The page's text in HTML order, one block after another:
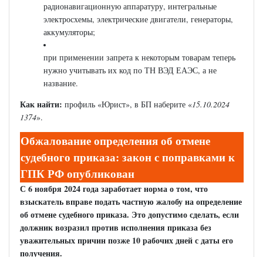
радионавигационную аппаратуру, интегральные
электросхемы, электрические двигатели, генераторы,
аккумуляторы;
при применении запрета к некоторым товарам теперь
нужно учитывать их код по ТН ВЭД ЕАЭС, а не
название.
Как найти: профиль «Юрист», в БП наберите «15.10.2024
1374».
Обжалование определения об отмене
судебного приказа: закон с поправками к
ГПК РФ опубликован
С 6 ноября 2024 года заработает норма о том, что
взыскатель вправе подать частную жалобу на определение
об отмене судебного приказа. Это допустимо сделать, если
должник возразил против исполнения приказа без
уважительных причин позже 10 рабочих дней с даты его
получения.